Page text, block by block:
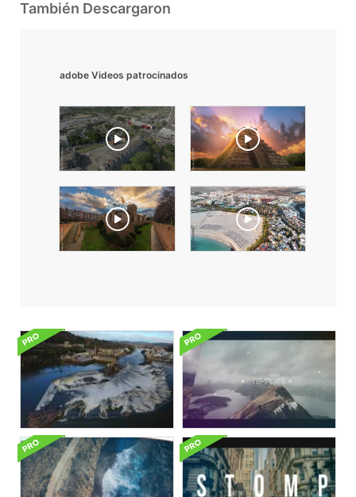
También Descargaron
adobe Videos patrocinados